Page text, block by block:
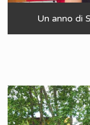
Un anno di